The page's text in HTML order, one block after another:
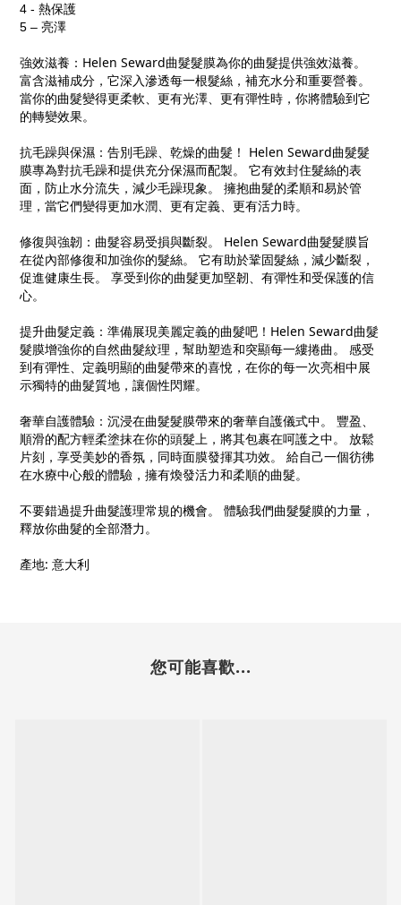
4 - 熱保護
5 – 亮澤
強效滋養：Helen Seward曲髮髮膜為你的曲髮提供強效滋養。
富含滋補成分，它深入滲透每一根髮絲，補充水分和重要營養。
當你的曲髮變得更柔軟、更有光澤、更有彈性時，你將體驗到它
的轉變效果。
抗毛躁與保濕：告別毛躁、乾燥的曲髮！ Helen Seward曲髮髮
膜專為對抗毛躁和提供充分保濕而配製。 它有效封住髮絲的表
面，防止水分流失，減少毛躁現象。 擁抱曲髮的柔順和易於管
理，當它們變得更加水潤、更有定義、更有活力時。
修復與強韌：曲髮容易受損與斷裂。 Helen Seward曲髮髮膜旨
在從內部修復和加強你的髮絲。 它有助於鞏固髮絲，減少斷裂，
促進健康生長。 享受到你的曲髮更加堅韌、有彈性和受保護的信
心。
提升曲髮定義：準備展現美麗定義的曲髮吧！Helen Seward曲髮
髮膜增強你的自然曲髮紋理，幫助塑造和突顯每一縷捲曲。 感受
到有彈性、定義明顯的曲髮帶來的喜悅，在你的每一次亮相中展
示獨特的曲髮質地，讓個性閃耀。
奢華自護體驗：沉浸在曲髮髮膜帶來的奢華自護儀式中。 豐盈、
順滑的配方輕柔塗抹在你的頭髮上，將其包裹在呵護之中。 放鬆
片刻，享受美妙的香氛，同時面膜發揮其功效。 給自己一個彷彿
在水療中心般的體驗，擁有煥發活力和柔順的曲髮。
不要錯過提升曲髮護理常規的機會。 體驗我們曲髮髮膜的力量，
釋放你曲髮的全部潛力。
產地: 意大利
您可能喜歡...